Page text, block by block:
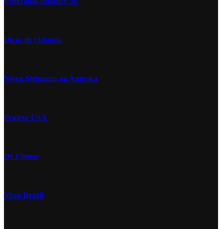
Dicas de Orlando
Nívea Stelmann na América
Projeto USA
Dr Fitness
Shop Brazil